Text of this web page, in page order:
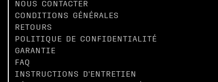
NOUS CONTACTER
CONDITIONS GÉNÉRALES
RETOURS
POLITIQUE DE CONFIDENTIALITÉ
GARANTIE
FAQ
INSTRUCTIONS D'ENTRETIEN